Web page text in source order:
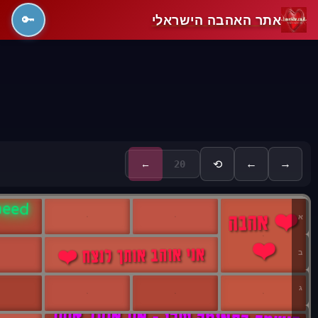
→
←
⟲
←
א
ב
ג
❤️ אהבה
❤️ אני אוהב אותך לנצח ❤️
אתר האהבה הישראלי 🔑